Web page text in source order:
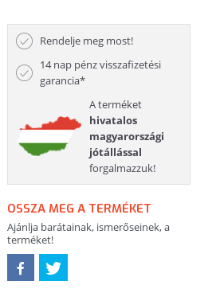
Rendelje meg most!
14 nap pénz visszafizetési
garancia*
A terméket
hivatalos
magyarországi
jótállással
forgalmazzuk!
OSSZA MEG A TERMÉKET
Ajánlja barátainak, ismerőseinek, a
terméket!